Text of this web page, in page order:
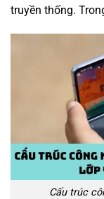
truyền thống.
Cấu trúc